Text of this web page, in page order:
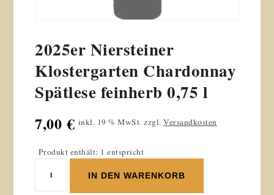
2025er Niersteiner
Klostergarten Chardonnay
Spätlese feinherb 0,75 l
7,00€ inkl. 19 % MwSt. zzgl.Versandkosten
Produkt enthält: 1 entspricht
Niersteiner
IN DEN WARENKORB